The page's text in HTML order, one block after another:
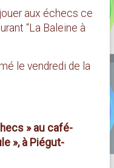
aux échecs ce
“La Baleine à
le vendredi de la
» au café-
», à Piégut-